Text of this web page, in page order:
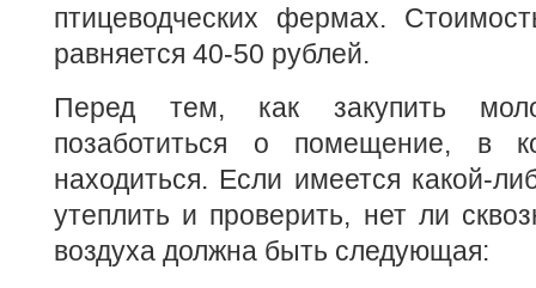
птицеводческих фермах.
равняется 40-50 рублей.
Перед тем, как закупить
позаботиться о помещение, в
находиться. Если имеется какой-
утеплить и проверить, нет ли
воздуха должна быть следующая: